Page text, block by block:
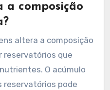
a composição
altera a composição
reservatórios que
O acúmulo
reservatórios pode